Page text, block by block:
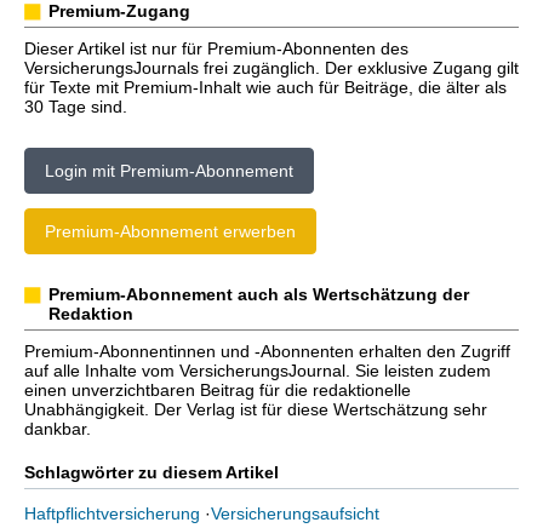
Premium-Zugang
Dieser Artikel ist nur für Premium-Abonnenten des
VersicherungsJournals frei zugänglich. Der exklusive Zugang gilt
für Texte mit Premium-Inhalt wie auch für Beiträge, die älter als
30 Tage sind.
Login mit Premium-Abonnement
Premium-Abonnement erwerben
Premium-Abonnement auch als Wertschätzung der
Redaktion
Premium-Abonnentinnen und -Abonnenten erhalten den Zugriff
auf alle Inhalte vom VersicherungsJournal. Sie leisten zudem
einen unverzichtbaren Beitrag für die redaktionelle
Unabhängigkeit. Der Verlag ist für diese Wertschätzung sehr
dankbar.
Schlagwörter zu diesem Artikel
Haftpflichtversicherung ·Versicherungsaufsicht